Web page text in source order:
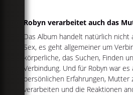
Robyn verarbeitet auch das
Das Album handelt natürlich nicht
Sex, es geht allgemeiner um
körperliche, das Suchen, Finden
Verbindung. Und für Robyn war es
persönlichen Erfahrungen, Mutter
verarbeiten und die Reaktionen